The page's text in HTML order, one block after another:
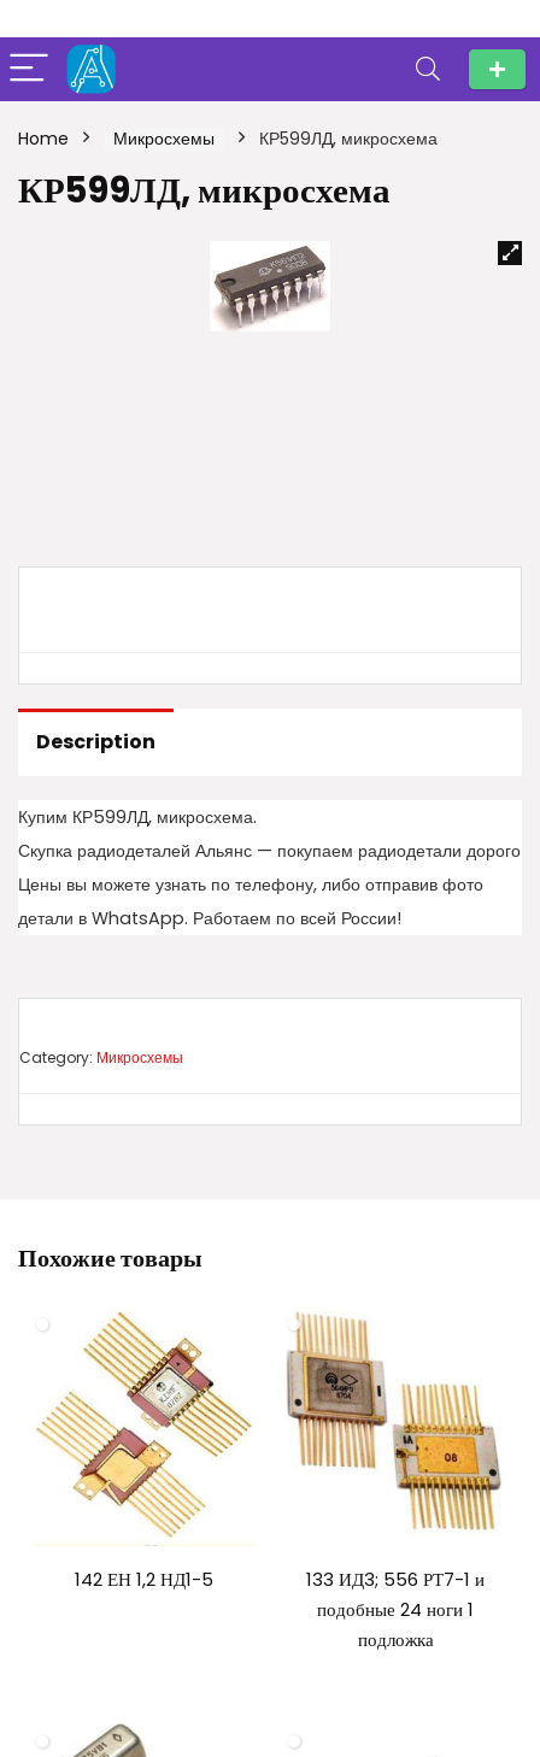
Home Микросхемы КР599ЛД, микросхема
КР599ЛД, микросхема
Description
Купим КР599ЛД, микросхема.
Скупка радиодеталей Альянс — покупаем радиодетали дорого
Цены вы можете узнать по телефону, либо отправив фото
детали в WhatsApp. Работаем по всей России!
Category: Микросхемы
Похожие товары
142 ЕН 1,2 НД1-5
133 ИД3; 556 РТ7-1 и
подобные 24 ноги 1
подложка